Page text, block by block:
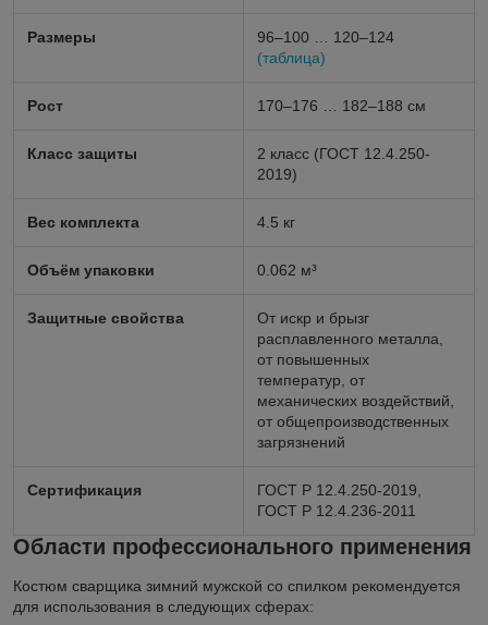
Размеры
96–100 … 120–124
(таблица)
Рост 170–176 … 182–188 см
Класс защиты
2 класс (ГОСТ 12.4.250-
2019)
Вес комплекта 4.5 кг
Объём упаковки 0.062 м³
Защитные свойства
От искр и брызг
расплавленного металла,
от повышенных
температур, от
механических воздействий,
от общепроизводственных
загрязнений
Сертификация
ГОСТ Р 12.4.250-2019,
ГОСТ Р 12.4.236-2011
Области профессионального применения
Костюм сварщика зимний мужской со спилком рекомендуется
для использования в следующих сферах: